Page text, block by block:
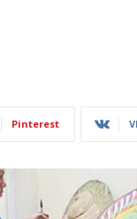
Pinterest